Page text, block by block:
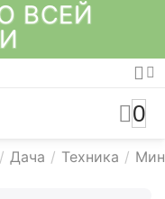
ВСЕЙ
0
/ Дача / Техника /